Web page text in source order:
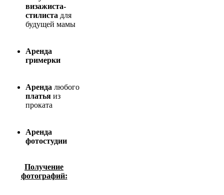
визажиста-
стилиста для
будущей мамы
Аренда
гримерки
Аренда любого
платья из
проката
Аренда
фотостудии
Получение
фотографий: